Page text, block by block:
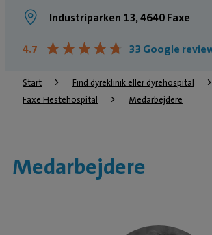
Industriparken 13, 4640 Faxe
4.7 ★★★★★
★★★★★ 33 Google
Start
Find dyreklinik eller dyrehospital
Faxe Hestehospital
Medarbejdere
Medarbejdere